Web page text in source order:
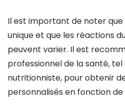
Il est important de noter que
unique et que les réactions
peuvent varier. Il est
professionnel de la santé, tel
nutritionniste, pour obtenir
personnalisés en fonction de